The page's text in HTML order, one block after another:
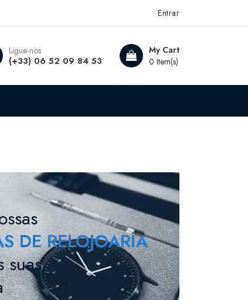
Entrar
My Cart
0 Item(s)
Ligue-nos
(+33) 06 52 09 84 53
DE RELOJOARIA
suas